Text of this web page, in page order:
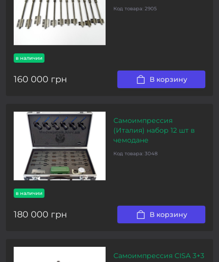
в наличии
Код товара: 2905
160 000 грн В корзину
в наличии
Самоимпрессия
(Италия) набор 12 шт в
чемодане
Код товара: 3048
180 000 грн В корзину
Самоимпрессия CISA 3+3